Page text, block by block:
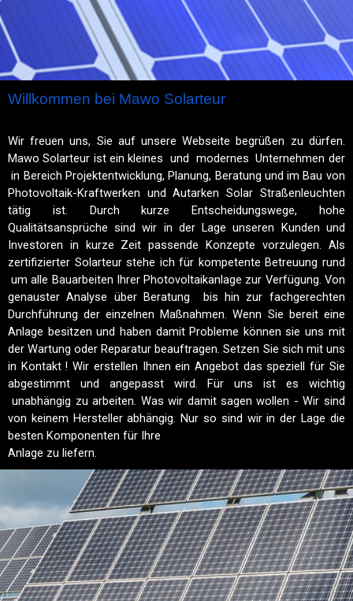
We renew the world. come and joins us
Willkommen bei Mawo Solarteur
Wir freuen uns, Sie auf unsere Webseite begrüßen zu dürfen.
Mawo Solarteur ist ein kleines und modernes Unternehmen der
in Bereich Projektentwicklung, Planung, Beratung und im Bau von
Photovoltaik-Kraftwerken und Autarken Solar Straßenleuchten
tätig ist. Durch kurze Entscheidungswege, hohe
Qualitätsansprüche sind wir in der Lage unseren Kunden und
Investoren in kurze Zeit passende Konzepte vorzulegen. Als
zertifizierter Solarteur stehe ich für kompetente Betreuung rund
um alle Bauarbeiten Ihrer Photovoltaikanlage zur Verfügung. Von
genauster Analyse über Beratung bis hin zur fachgerechten
Durchführung der einzelnen Maßnahmen. Wenn Sie bereit eine
Anlage besitzen und haben damit Probleme können sie uns mit
der Wartung oder Reparatur beauftragen. Setzen Sie sich mit uns
in Kontakt ! Wir erstellen Ihnen ein Angebot das speziell für Sie
abgestimmt und angepasst wird. Für uns ist es
wichtig
unabhängig zu arbeiten. Was wir damit sagen wollen - Wir sind
von keinem Hersteller abhängig. Nur so sind wir in der Lage die
besten Komponenten für Ihre
Anlage zu liefern.